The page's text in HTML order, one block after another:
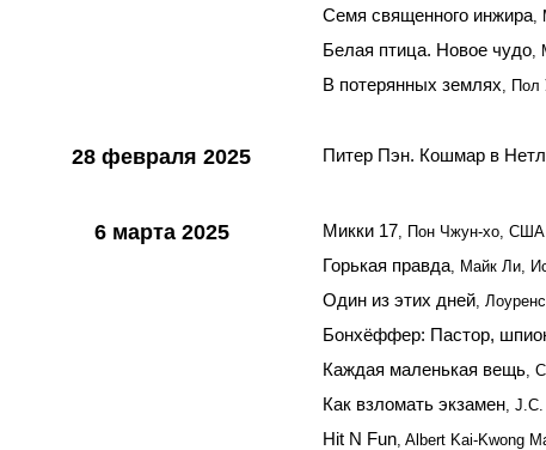
Семя священного инжира,
Белая птица. Новое чудо,
В потерянных землях, Пол
28 февраля 2025 Питер Пэн. Кошмар в
6 марта 2025 Микки 17, Пон Чжун-хо, США
Горькая правда, Майк Ли,
Один из этих дней,
Бонхёффер: Пастор,
Каждая маленькая вещь,
Как взломать экзамен,
Hit N Fun, Albert Kai-Kwong